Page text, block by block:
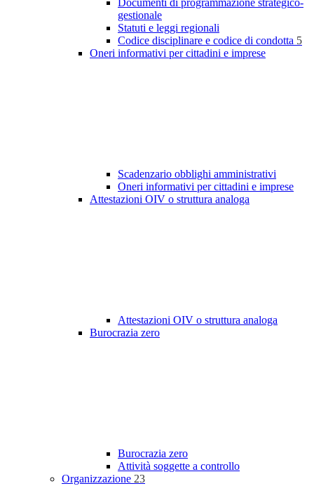
Documenti di programmazione strategico-
gestionale
Statuti e leggi regionali
Codice disciplinare e codice di condotta 5
Oneri informativi per cittadini e imprese
Scadenzario obblighi amministrativi
Oneri informativi per cittadini e imprese
Attestazioni OIV o struttura analoga
Attestazioni OIV o struttura analoga
Burocrazia zero
Burocrazia zero
Attività soggette a controllo
Organizzazione 23